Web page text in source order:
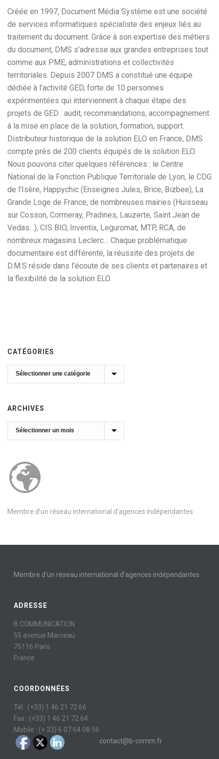
Créée en 1997, Document Média Système est une société
de services informatiques spécialiste des enjeux liés au
traitement du document. Grâce à son expertise des métiers
du document, DMS s’adresse aux grandes entreprises tout
comme aux PME, administrations et collectivités
territoriales. Depuis 2007 DMS a constitué une équipe
dédiée à l’activité GED, forte de 10 personnes
expérimentées qui interviennent à chaque étape des
projets de GED : audit, recommandations, accompagnement
à la mise en place de la solution, formation, support.
Distributeur historique de la solution ELO en France, DMS
compte près de 200 clients équipés de la solution ELO.
Nous pouvons citer quelques références : le Centre
National de la Fonction Publique Territoriale de Lyon, le CDG
de l’Isère, Happychic (Enseignes Jules, Brice, Bizbee), La
Grande Loge de France, de nombreuses mairies (Huisseau
sur Cosson, Cormeray, Pradines, Lauzerte, Saint Jean de
Vedas…), CIS BIO, Inventix, Leguromat, MTP, RCA, de
nombreux magasins Leclerc… Chaque problématique
documentaire est différente, la réussite des projets de
D.M.S réside dans l’écoute de ses clients et partenaires et
la flexibilité de la solution ELO.
CATÉGORIES
Catégories
ARCHIVES
Archives
Membre d’un réseau international d’agences indépendantes
Membre d’un réseau international d’agences indépendantes
ADRESSE
B COMMUNICATION
55 avenue Marceau
75116 Paris
France
COORDONNÉES
Tél : (+33) 1 46 21 72 66
Fax : (+33) 1 46 21 72 64
Mobile : (+ 33) 6 07 64 08 56
contact@b-comm.fr